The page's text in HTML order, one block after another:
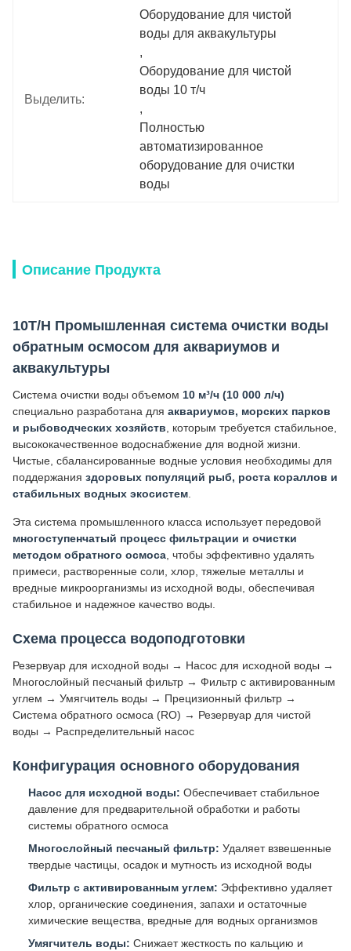
Выделить:
Оборудование для чистой
воды для аквакультуры
,
Оборудование для чистой
воды 10 т/ч
,
Полностью
автоматизированное
оборудование для очистки
воды
Описание Продукта
10T/H Промышленная система очистки воды
обратным осмосом для аквариумов и
аквакультуры
Система очистки воды объемом 10 м³/ч (10 000 л/ч)
специально разработана для аквариумов, морских парков
и рыбоводческих хозяйств , которым требуется стабильное,
высококачественное водоснабжение для водной жизни.
Чистые, сбалансированные водные условия необходимы для
поддержания здоровых популяций рыб, роста кораллов и
стабильных водных экосистем
Эта система промышленного класса использует передовой
многоступенчатый процесс фильтрации и очистки
методом обратного осмоса , чтобы эффективно удалять
примеси, растворенные соли, хлор, тяжелые металлы и
вредные микроорганизмы из исходной воды, обеспечивая
стабильное и надежное качество воды.
Схема процесса водоподготовки
Резервуар для исходной воды → Насос для исходной воды →
Многослойный песчаный фильтр → Фильтр с активированным
углем → Умягчитель воды → Прецизионный фильтр →
Система обратного осмоса (RO) → Резервуар для чистой
воды → Распределительный насос
Конфигурация основного оборудования
Насос для исходной воды: Обеспечивает стабильное
давление для предварительной обработки и работы
системы обратного осмоса
Многослойный песчаный фильтр: Удаляет взвешенные
твердые частицы, осадок и мутность из исходной воды
Фильтр с активированным углем: Эффективно удаляет
хлор, органические соединения, запахи и остаточные
химические вещества, вредные для водных организмов
Умягчитель воды: Снижает жесткость по кальцию и